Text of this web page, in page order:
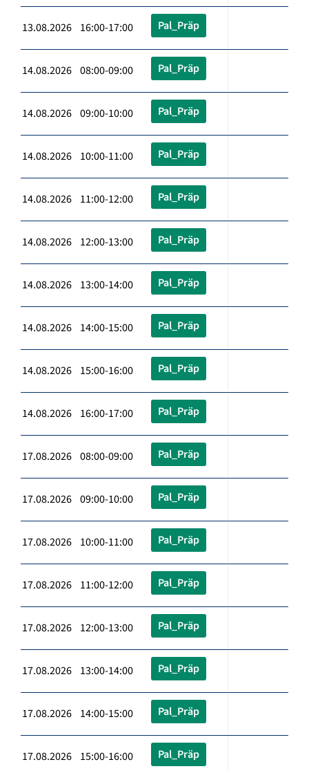
13.08.2026 16:00-17:00 Pal_Präp
14.08.2026 08:00-09:00 Pal_Präp
14.08.2026 09:00-10:00 Pal_Präp
14.08.2026 10:00-11:00 Pal_Präp
14.08.2026 11:00-12:00 Pal_Präp
14.08.2026 12:00-13:00 Pal_Präp
14.08.2026 13:00-14:00 Pal_Präp
14.08.2026 14:00-15:00 Pal_Präp
14.08.2026 15:00-16:00 Pal_Präp
14.08.2026 16:00-17:00 Pal_Präp
17.08.2026 08:00-09:00 Pal_Präp
17.08.2026 09:00-10:00 Pal_Präp
17.08.2026 10:00-11:00 Pal_Präp
17.08.2026 11:00-12:00 Pal_Präp
17.08.2026 12:00-13:00 Pal_Präp
17.08.2026 13:00-14:00 Pal_Präp
17.08.2026 14:00-15:00 Pal_Präp
17.08.2026 15:00-16:00 Pal_Präp